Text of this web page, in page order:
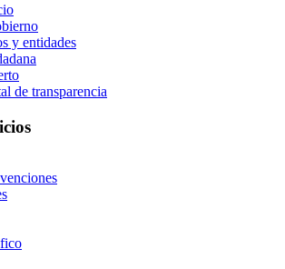
y entidades
de transparencia